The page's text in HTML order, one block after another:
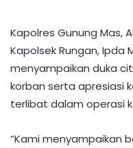
Kapolres Gunung Mas,
Kapolsek Rungan, Ipda
menyampaikan duka
korban serta apresiasi
terlibat dalam operasi
“Kami menyampaikan